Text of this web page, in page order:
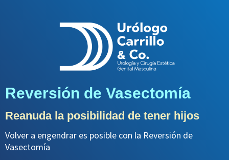
Reversión de Vasectomía
Reanuda la posibilidad de tener hijos
Volver a engendrar es posible con la Reversión de
Vasectomía